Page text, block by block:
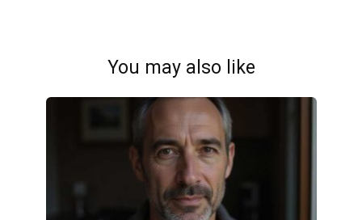
You may also like